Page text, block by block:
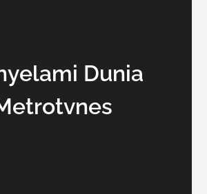
Dunia